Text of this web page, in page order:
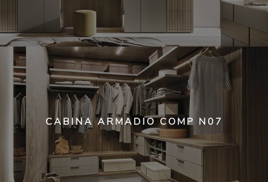
CABINA ARMADIO COMP N07